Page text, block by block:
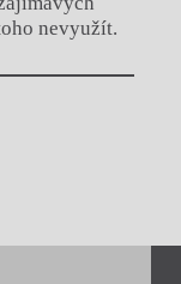
nevyužít.